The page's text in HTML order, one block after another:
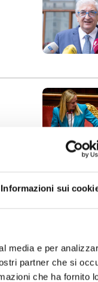
Informazioni sui
media e per
partner che si
che ha fornito